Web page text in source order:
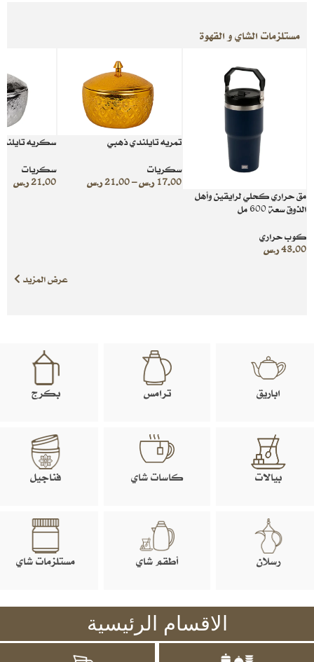
مستلزمات الشاي و القهوة
مق حراري كحلي لرايقين وأهل
الذوق سعة 600 مل
كوب حراري
43.00ر.س
تمريه تايلندي ذهبي
سكريات
17.00 ر.س–
21.00ر.س
سكريه
سكريات
21.00ر.س
عرض المزيد
اباريق ترامس بكرج
بيالات كاسات شاي فناجيل
رسلان أطقم شاي مستلزمات شاي
الاقسام الرئيسية